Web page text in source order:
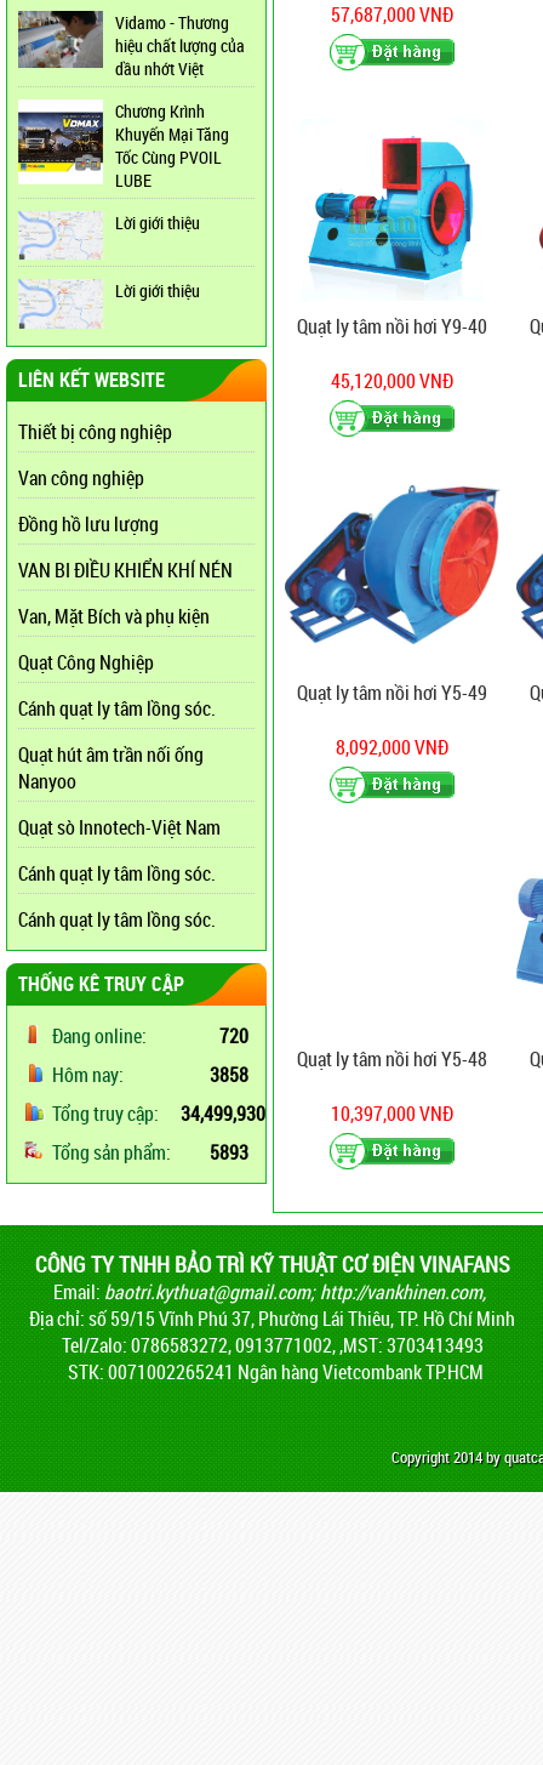
Vidamo - Thương
hiệu chất lượng của
dầu nhớt Việt
Chương Krình
Khuyến Mại Tăng
Tốc Cùng PVOIL
LUBE
Lời giới thiệu
Lời giới thiệu
LIÊN KẾT WEBSITE
Thiết bị công nghiệp
Van công nghiệp
Đồng hồ lưu lượng
VAN BI ĐIỀU KHIỂN KHÍ NÉN
Van, Mặt Bích và phụ kiện
Quạt Công Nghiệp
Cánh quạt ly tâm lồng sóc.
Quạt hút âm trần nối ống
Nanyoo
Quạt sò Innotech-Việt Nam
Cánh quạt ly tâm lồng sóc.
Cánh quạt ly tâm lồng sóc.
THỐNG KÊ TRUY CẬP
Đang online:
720
Hôm nay:
3858
Tổng truy cập:
34,499,930
Tổng sản phẩm:
5893
57,687,000 VNĐ
Quạt ly tâm nồi hơi Y9-40
45,120,000 VNĐ
Quạt ly tâm nồi hơi Y5-49
8,092,000 VNĐ
Quạt ly tâm nồi hơi Y5-48
10,397,000 VNĐ
CÔNG TY TNHH BẢO TRÌ KỸ THUẬT CƠ ĐIỆN VINAFANS
Email: baotri.kythuat@gmail.com;http://vankhinen.com,
Địa chỉ: số 59/15 Vĩnh Phú 37, Phường Lái Thiêu, TP. Hồ Chí Minh
Tel/Zalo: 0786583272, 0913771002, ,MST: 3703413493
STK: 0071002265241 Ngân hàng Vietcombank TP.HCM
Copyright 2014 by